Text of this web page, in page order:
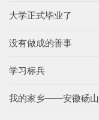
大学正式毕业了
没有做成的善事
学习标兵
我的家乡——安徽砀山